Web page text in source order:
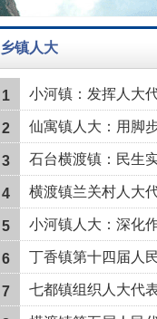
乡镇人大
1 小河镇：发挥人大
谐网”
2 仙寓镇人大：用脚
边“小大事”
3 石台横渡镇：民生
塘安澜
4 横渡镇兰关村人大
放“大能量”
5 小河镇人大：深化
心用情解民忧
6 丁香镇第十四届人
利召开
7 七都镇组织人大代